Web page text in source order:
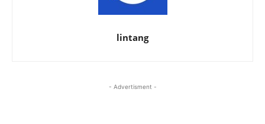
lintang
- Advertisment -